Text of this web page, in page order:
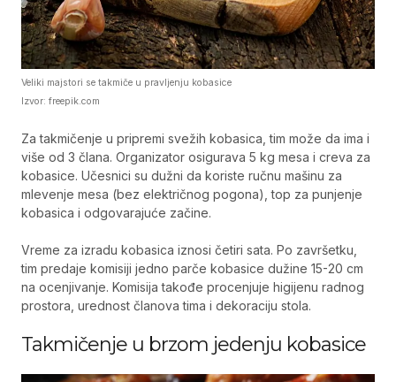
Veliki majstori se takmiče u pravljenju kobasice
Izvor: freepik.com
Za takmičenje u pripremi svežih kobasica, tim može da ima i
više od 3 člana. Organizator osigurava 5 kg mesa i creva za
kobasice. Učesnici su dužni da koriste ručnu mašinu za
mlevenje mesa (bez električnog pogona), top za punjenje
kobasica i odgovarajuće začine.
Vreme za izradu kobasica iznosi četiri sata. Po završetku,
tim predaje komisiji jedno parče kobasice dužine 15-20 cm
na ocenjivanje. Komisija takođe procenjuje higijenu radnog
prostora, urednost članova tima i dekoraciju stola.
Takmičenje u brzom jedenju kobasice